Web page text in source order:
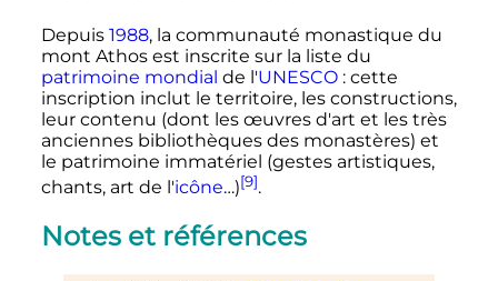
Depuis 1988, la communauté monastique du
mont Athos est inscrite sur la liste du
patrimoine mondial de l'UNESCO : cette
inscription inclut le territoire, les constructions,
leur contenu (dont les œuvres d'art et les très
anciennes bibliothèques des monastères) et
le patrimoine immatériel (gestes artistiques,
chants, art de l'icône…)[9].
Notes et références